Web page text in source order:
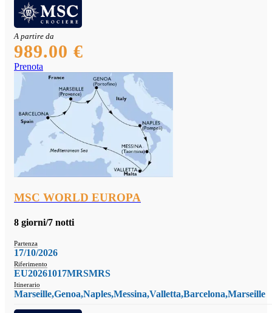
A partire da
989.00 €
Prenota
MSC WORLD EUROPA
8 giorni/7 notti
Partenza
17/10/2026
Riferimento
EU20261017MRSMRS
Itinerario
Marseille,Genoa,Naples,Messina,Valletta,Barcelona,Marseille